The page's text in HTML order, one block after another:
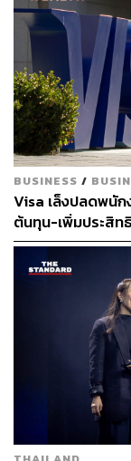
ในช่วงปลายปีที่แ
ซึ่งรวมถึงการหยุ
เดือนสำหรับผู้จัด
และค่าใช้จ่ายลงอ
ถึงแม้จะมีการปล
มั่นใจให้กับพนักง
ตามเกณฑ์
ภาษี ค่าเสื่อมราค
อีกนัยหนึ่งคือ บริษั
การดำเนินงาน ซึ่
และค่าเสื่อมราค
น่าเสียดายที่ควา
เพราะยักษ์ใหญ่ด้
ไม่สามารถทำกำ
Grab รายงานผ
แม้ว่าตัวเลขนี้จะ
หน้า แต่ก็ยังเน้นใ
BUSINESS /
Visa เล็งปลดพนั
ต้นทุน-เพิ่มประสิท